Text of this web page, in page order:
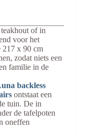
of in
voor het
217 x 90 cm
zodat niets een
familie in de
backless
ontstaat een
tuin. De in
de tafelpoten
oneffen